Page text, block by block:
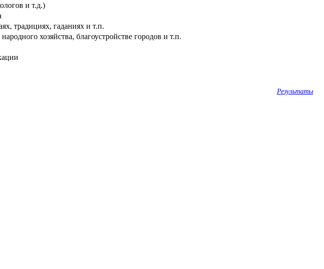
и т.д.)
традициях, гаданиях и т.п.
хозяйства, благоустройстве городов и т.п.
Результаты